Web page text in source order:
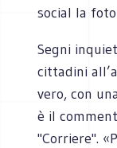
social la
Segni
cittadini
vero, con
è il
"Corriere".